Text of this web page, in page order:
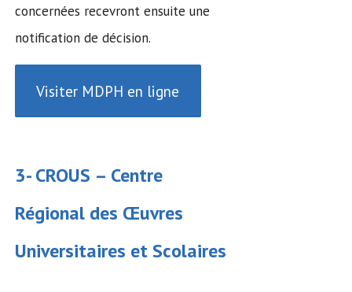
concernées recevront ensuite une
notification de décision.
Visiter MDPH en ligne
3-CROUS – Centre
Régional des Œuvres
Universitaires et Scolaires